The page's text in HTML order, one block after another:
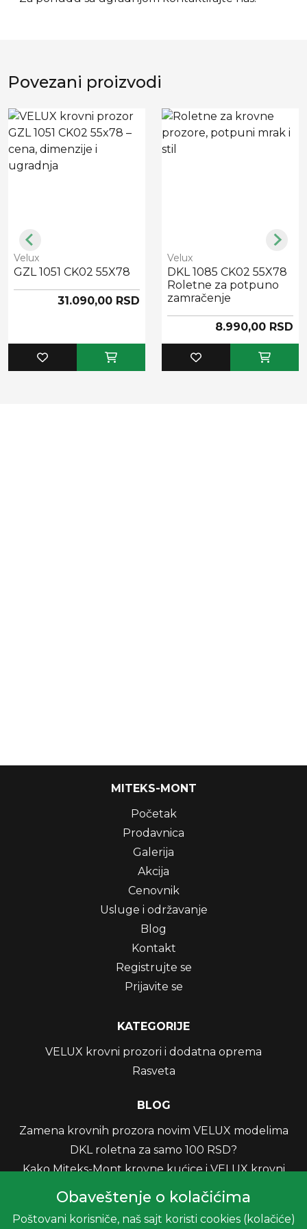
Povezani proizvodi
Velux
GZL 1051 CK02 55X78
31.090,00 RSD
Velux
DKL 1085 CK02 55X78
Roletne za potpuno
zamračenje
8.990,00 RSD
MITEKS-MONT
Početak
Prodavnica
Galerija
Akcija
Cenovnik
Usluge i održavanje
Blog
Kontakt
Registrujte se
Prijavite se
KATEGORIJE
VELUX krovni prozori i dodatna oprema
Rasveta
BLOG
Zamena krovnih prozora novim VELUX modelima
DKL roletna za samo 100 RSD?
Kako Miteks-Mont krovne kućice i VELUX krovni
svetla u vaš dom?
Obaveštenje o kolačićima
Poštovani korisniče, naš sajt koristi cookies (kolačiće)